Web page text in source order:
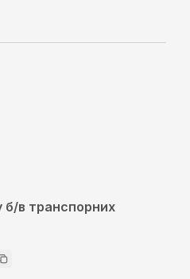
в транспорних